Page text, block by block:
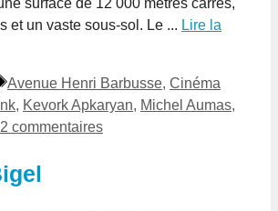
surface de 12 000 mètres carrés,
et un vaste sous-sol. Le ... Lire la
Étiquettes
Avenue Henri Barbusse, Cinéma
, Kevork Apkaryan, Michel Aumas,
2 commentaires